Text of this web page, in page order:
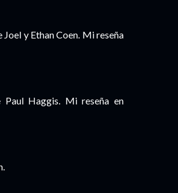
y Ethan Coen. Mi reseña
Haggis. Mi reseña en